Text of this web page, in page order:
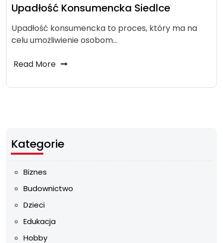
Upadłość Konsumencka Siedlce
Upadłość konsumencka to proces, który ma na
celu umożliwienie osobom…
Read More
Kategorie
Biznes
Budownictwo
Dzieci
Edukacja
Hobby